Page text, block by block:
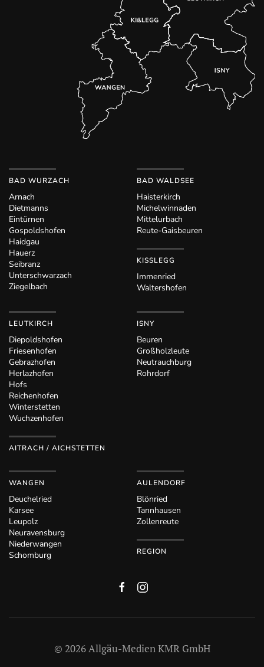
BAD WURZACH
Arnach
Dietmanns
Eintürnen
Gospoldshofen
Haidgau
Hauerz
Seibranz
Unterschwarzach
Ziegelbach
BAD WALDSEE
Haisterkirch
Michelwinnaden
Mittelurbach
Reute-Gaisbeuren
KISSLEGG
Immenried
Waltershofen
LEUTKIRCH
Diepoldshofen
Friesenhofen
Gebrazhofen
Herlazhofen
Hofs
Reichenhofen
Winterstetten
Wuchzenhofen
AITRACH / AICHSTETTEN
ISNY
Beuren
Großholzleute
Neutrauchburg
Rohrdorf
WANGEN
Deuchelried
Karsee
Leupolz
Neuravensburg
Niederwangen
Schomburg
AULENDORF
Blönried
Tannhausen
Zollenreute
REGION
© 2026Allgäu-Medien KMR GmbH